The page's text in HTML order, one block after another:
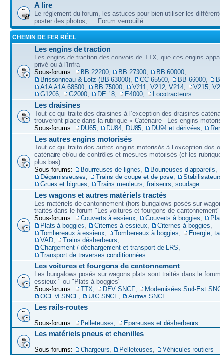
A lire
Le règlement du forum, les astuces pour bien utiliser les
poster des photos, … Forum verrouillé.
CHEMIN DE FER RÉEL
Les engins de traction
Les engins de traction des convois de TTX, que ces engins
privé ou à l'Infra
Sous-forums:
BB 22200 BB 27300 BB 60000
Brissonneau & Lotz (BB 63000)
CC 65500 BB 66000
A1A A1A 68500
BB 75000 V211, V212, V214
V215,
G1206
G2000 DE 18 E4000 Locotracteurs
Les draisines
Tout ce qui traite des draisines à l’exception des draisines
trouveront place dans la rubrique « Caténaire - Les engins
Sous-forums:
DU65 DU84, DU85 DU94 et dérivées
Les autres engins motorisés
Tout ce qui traite des autres engins motorisés à l’exception des
caténaire et/ou de contrôles et mesures motorisés (cf les
plus bas)
Sous-forums:
Bourreuses de lignes Bourreuses d’appareils
Dégarnisseuses
Trains de coupe et de pose
Grues et bigrues
Trains meuleurs, fraiseurs, soudage
Les wagons et autres matériels tractés
Les matériels de cantonnement (hors bungalows posés sur
traités dans le forum "Les voitures et fourgons de cantonnement"
Sous-forums:
Couverts à essieux Couverts à boggies
Plats à boggies
Citernes à essieux Citernes à boggies
Tombereaux à essieux
Tombereaux à boggies
Energie,
VAD
Trains désherbeurs
Chargement / déchargement et transport de LRS
Transport de traverses conditionnées
Les voitures et fourgons de cantonnement
Les bungalows posés sur wagons plats sont traités dans le
essieux " ou "Plats à boggies"
Sous-forums:
TTX DEV SNCF
Modernisées Sud-Est
OCEM SNCF
UIC SNCF Autres SNCF
Les rails-routes
Sous-forums: Pelleteuses Epareuses et désherbeurs
Les matériels pneus et chenilles
Sous-forums: Chargeurs Pelleteuses Véhicules routiers